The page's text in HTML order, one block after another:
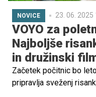
NOVICE 23. 06. 2025
VOYO za
Najboljše
in družinski
Začetek počitnic bo
pripravlja sveženj